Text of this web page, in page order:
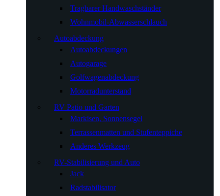
Tragbarer Handwaschständer
Wohnmobil-Abwasserschlauch
Autoabdeckung
Autoabdeckungen
Autogarage
Golfwagenabdeckung
Motorradunterstand
RV Patio und Garten
Markisen, Sonnensegel
Terrassenmatten und Stufenteppiche
Anderes Werkzeug
RV-Stabilisierung und Auto
Jack
Radstabilisator